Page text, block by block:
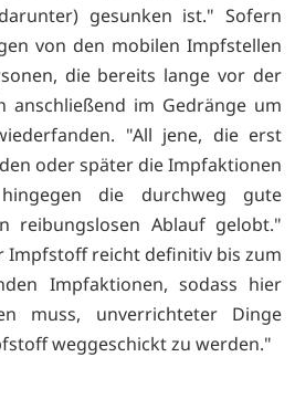
gesunken ist." Sofern
von den mobilen Impfstellen
die bereits lange vor der
anschließend im Gedränge um
"All jene, die erst
oder später die Impfaktionen
die durchweg gute
reibungslosen Ablauf gelobt."
Impfstoff reicht definitiv bis zum
Impfaktionen, sodass hier
muss, unverrichteter Dinge
weggeschickt zu werden."